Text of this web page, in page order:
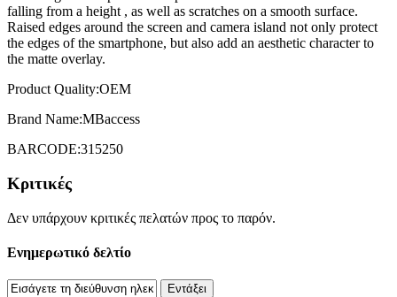
falling from a height , as well as scratches on a smooth surface.
Raised edges around the screen and camera island not only protect
the edges of the smartphone, but also add an aesthetic character to
the matte overlay.
Product Quality:OEM
Brand Name:MBaccess
BARCODE:315250
Κριτικές
Δεν υπάρχουν κριτικές πελατών προς το παρόν.
Ενημερωτικό δελτίο
Εντάξει